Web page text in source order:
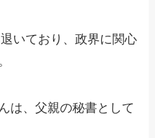
いており、政界に関心
は、父親の秘書として